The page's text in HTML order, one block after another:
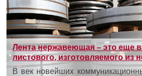
Лента нержавеющая – это еще
листового, изготовляемого из
В век новейших